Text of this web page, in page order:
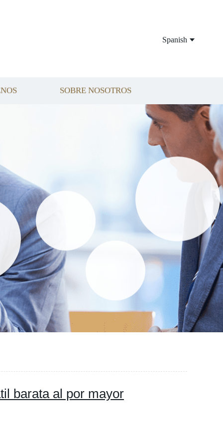
Spanish
SOBRE NOSOTROS
barata al por mayor